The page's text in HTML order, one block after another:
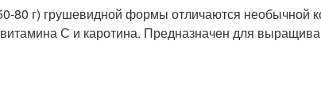
80 г) грушевидной формы отличаются необычной
С и каротина. Предназначен для